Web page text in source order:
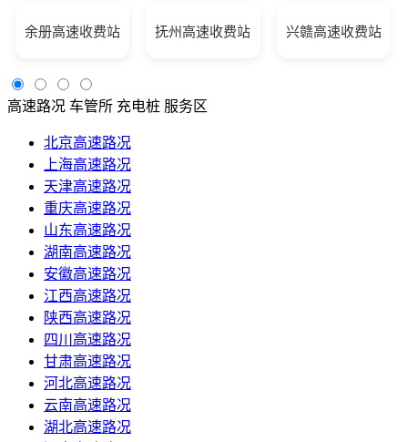
余册高速收费站 抚州高速收费站 兴赣高速收费站
高速路况 车管所 充电桩 服务区
北京高速路况
上海高速路况
天津高速路况
重庆高速路况
山东高速路况
湖南高速路况
安徽高速路况
江西高速路况
陕西高速路况
四川高速路况
甘肃高速路况
河北高速路况
云南高速路况
湖北高速路况